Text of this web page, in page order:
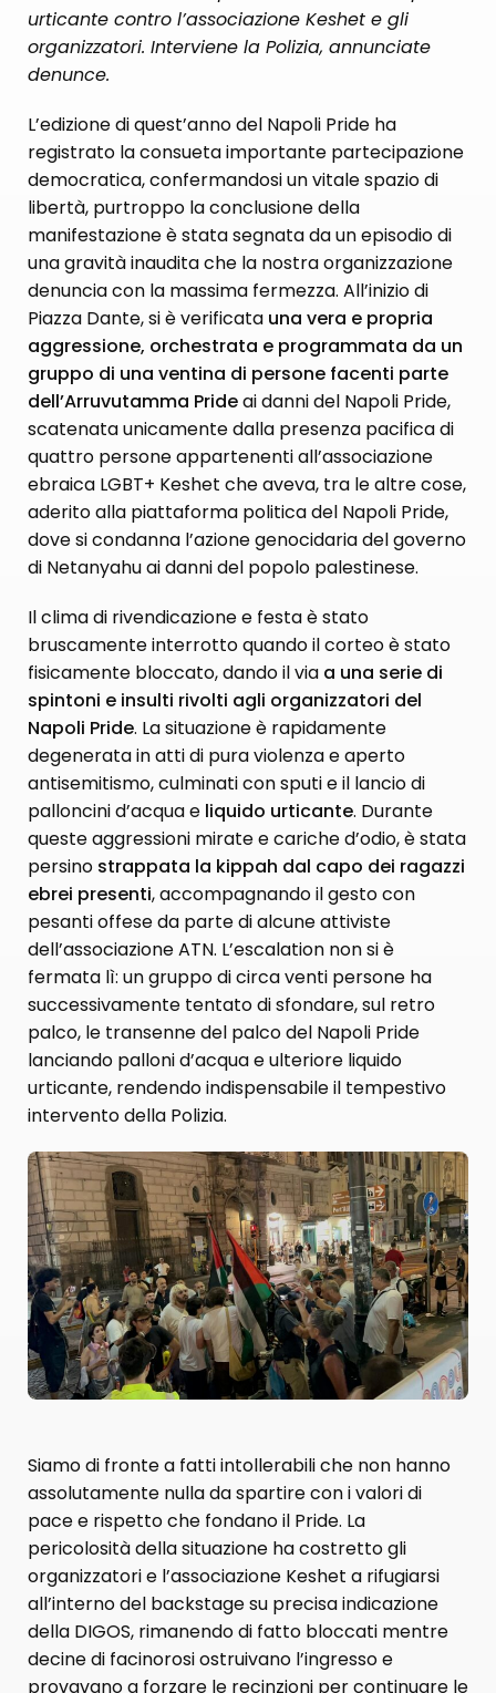
urticante contro l’associazione Keshet e gli
organizzatori. Interviene la Polizia, annunciate
denunce.
L’edizione di quest’anno del Napoli Pride ha
registrato la consueta importante partecipazione
democratica, confermandosi un vitale spazio di
libertà, purtroppo la conclusione della
manifestazione è stata segnata da un episodio di
una gravità inaudita che la nostra organizzazione
denuncia con la massima fermezza. All’inizio di
Piazza Dante, si è verificata una vera e propria
aggressione, orchestrata e programmata da un
gruppo di una ventina di persone facenti parte
dell’Arruvutamma Prideai danni del Napoli Pride,
scatenata unicamente dalla presenza pacifica di
quattro persone appartenenti all’associazione
ebraica LGBT+ Keshet che aveva, tra le altre cose,
aderito alla piattaforma politica del Napoli Pride,
dove si condanna l’azione genocidaria del governo
di Netanyahu ai danni del popolo palestinese.
Il clima di rivendicazione e festa è stato
bruscamente interrotto quando il corteo è stato
fisicamente bloccato, dando il via a una serie di
spintoni e insulti rivolti agli organizzatori del
Napoli Pride. La situazione è rapidamente
degenerata in atti di pura violenza e aperto
antisemitismo, culminati con sputi e il lancio di
palloncini d’acqua e liquido urticante. Durante
queste aggressioni mirate e cariche d’odio, è stata
persino strappata la kippah dal capo dei ragazzi
ebrei presenti, accompagnando il gesto con
pesanti offese da parte di alcune attiviste
dell’associazione ATN. L’escalation non si è
fermata lì: un gruppo di circa venti persone ha
successivamente tentato di sfondare, sul retro
palco, le transenne del palco del Napoli Pride
lanciando palloni d’acqua e ulteriore liquido
urticante, rendendo indispensabile il tempestivo
intervento della Polizia.
Siamo di fronte a fatti intollerabili che non hanno
assolutamente nulla da spartire con i valori di
pace e rispetto che fondano il Pride. La
pericolosità della situazione ha costretto gli
organizzatori e l’associazione Keshet a rifugiarsi
all’interno del backstage su precisa indicazione
della DIGOS, rimanendo di fatto bloccati mentre
decine di facinorosi ostruivano l’ingresso e
provavano a forzare le recinzioni per continuare le